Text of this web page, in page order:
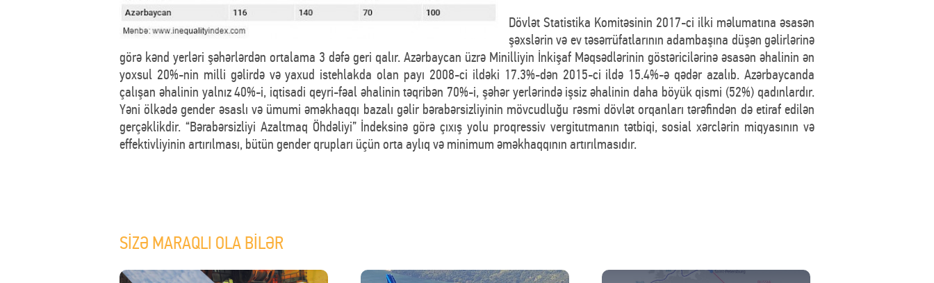
Dövlət Statistika Komitəsinin 2017-ci ilki məlumatına əsasən
şəxslərin və ev təsərrüfatlarının adambaşına düşən gəlirlərinə
görə kənd yerləri şəhərlərdən ortalama 3 dəfə geri qalır. Azərbaycan üzrə Minilliyin İnkişaf Məqsədlərinin göstəricilərinə əsasən əhalinin ən
yoxsul 20%-nin milli gəlirdə və yaxud istehlakda olan payı 2008-ci ildəki 17.3%-dən 2015-ci ildə 15.4%-ə qədər azalıb. Azərbaycanda
çalışan əhalinin yalnız 40%-i, iqtisadi qeyri-fəal əhalinin təqribən 70%-i, şəhər yerlərində işsiz əhalinin daha böyük qismi (52%) qadınlardır.
Yəni ölkədə gender əsaslı və ümumi əməkhaqqı bazalı gəlir bərabərsizliyinin mövcudluğu rəsmi dövlət orqanları tərəfindən də etiraf edilən
gerçəklikdir. “Bərabərsizliyi Azaltmaq Öhdəliyi” İndeksinə görə çıxış yolu proqressiv vergitutmanın tətbiqi, sosial xərclərin miqyasının və
effektivliyinin artırılması, bütün gender qrupları üçün orta aylıq və minimum əməkhaqqının artırılmasıdır.
SİZƏ MARAQLI OLA BİLƏR